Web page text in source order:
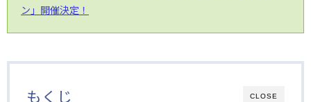
ン」開催決定！
CLOSE
もくじ